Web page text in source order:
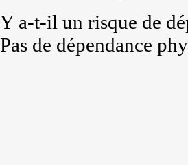
Y a-t-il un risque de
Pas de dépendance